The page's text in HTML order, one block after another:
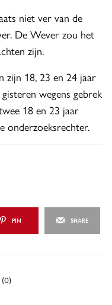
niet ver van de
De Wever zou het
zijn.
zijn 18, 23 en 24 jaar
wegens gebrek
18 en 23 jaar
onderzoeksrechter.
PIN SHARE
(0)